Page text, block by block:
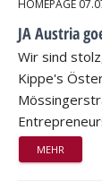
HOMEPAGE
JA Austria
Wir sind
Kippe's
MEHR